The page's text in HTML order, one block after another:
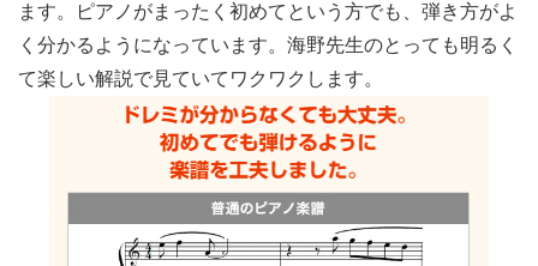
ます。ピアノがまったく初めてという方でも、弾き方がよ
く分かるようになっています。海野先生のとっても明るく
て楽しい解説で見ていてワクワクします。